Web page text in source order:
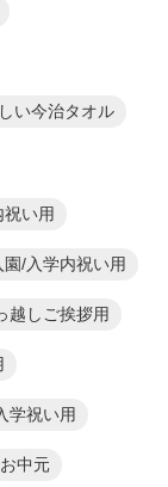
い今治タオル
い用
園/入学内祝い用
越しご挨拶用
学祝い用
お中元